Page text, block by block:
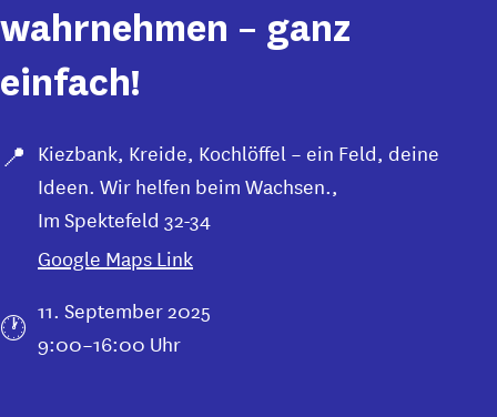
wahrnehmen – ganz
einfach!
Kiezbank, Kreide, Kochlöffel – ein Feld, deine
Ideen. Wir helfen beim Wachsen.,
Im Spektefeld 32-34
Google Maps Link
11. September 2025
9:00–16:00 Uhr